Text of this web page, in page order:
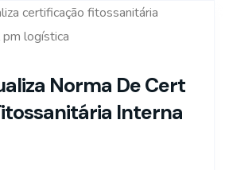
Norma De Cert
Interna